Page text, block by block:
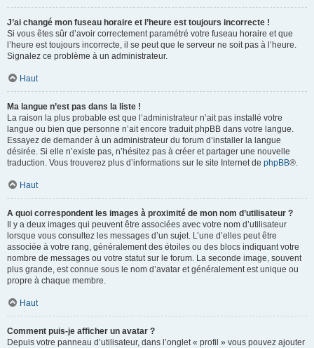
J’ai changé mon fuseau horaire et l’heure est toujours incorrecte !
Si vous êtes sûr d’avoir correctement paramétré votre fuseau horaire et que
l’heure est toujours incorrecte, il se peut que le serveur ne soit pas à l’heure.
Signalez ce problème à un administrateur.
Haut
Ma langue n’est pas dans la liste !
La raison la plus probable est que l’administrateur n’ait pas installé votre
langue ou bien que personne n’ait encore traduit phpBB dans votre langue.
Essayez de demander à un administrateur du forum d’installer la langue
désirée. Si elle n’existe pas, n’hésitez pas à créer et partager une nouvelle
traduction. Vous trouverez plus d’informations sur le site Internet de phpBB®.
Haut
A quoi correspondent les images à proximité de mon nom d’utilisateur ?
Il y a deux images qui peuvent être associées avec votre nom d’utilisateur
lorsque vous consultez les messages d’un sujet. L’une d’elles peut être
associée à votre rang, généralement des étoiles ou des blocs indiquant votre
nombre de messages ou votre statut sur le forum. La seconde image, souvent
plus grande, est connue sous le nom d’avatar et généralement est unique ou
propre à chaque membre.
Haut
Comment puis-je afficher un avatar ?
Depuis votre panneau d’utilisateur, dans l’onglet « profil » vous pouvez ajouter